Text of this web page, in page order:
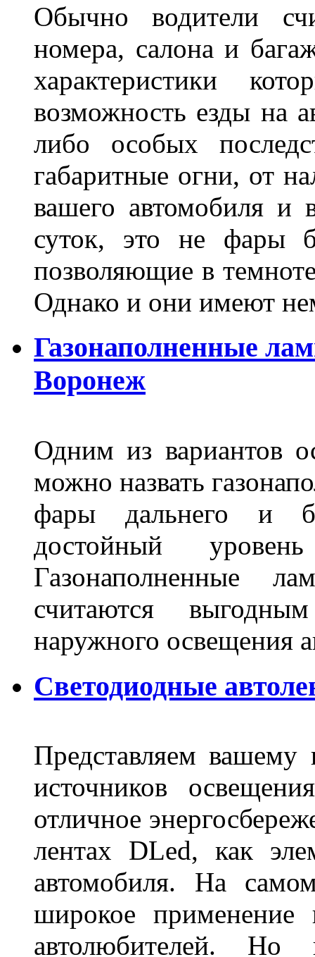
Обычно водители
номера, салона и
характеристики
возможность езды на
либо особых
габаритные огни, от
вашего автомобиля и
суток, это не фары
позволяющие в
Однако и они имеют
Газонаполненные
Воронеж
Одним из вариантов
можно назвать
фары дальнего и
достойный
Газонаполненные
считаются
наружного освещения
Светодиодные
Представляем
источников
отличное
лентах DLed, как
автомобиля. На
широкое
автолюбителей. Но